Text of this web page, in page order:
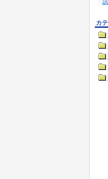
カ